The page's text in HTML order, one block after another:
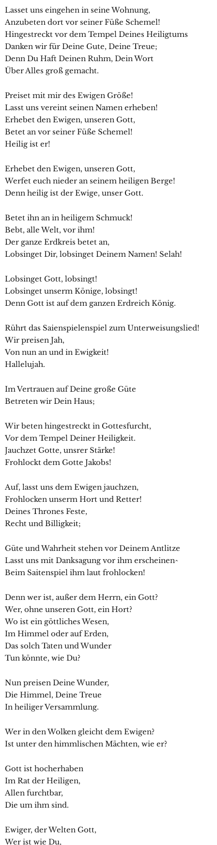
Lasset uns eingehen in seine Wohnung,
Anzubeten dort vor seiner Füße Schemel!
Hingestreckt vor dem Tempel Deines Heiligtums
Danken wir für Deine Gute, Deine Treue;
Denn Du Haft Deinen Ruhm, Dein Wort
Über Alles groß gemacht.
Preiset mit mir des Ewigen Größe!
Lasst uns vereint seinen Namen erheben!
Erhebet den Ewigen, unseren Gott,
Betet an vor seiner Füße Schemel!
Heilig ist er!
Erhebet den Ewigen, unseren Gott,
Werfet euch nieder an seinem heiligen Berge!
Denn heilig ist der Ewige, unser Gott.
Betet ihn an in heiligem Schmuck!
Bebt, alle Welt, vor ihm!
Der ganze Erdkreis betet an,
Lobsinget Dir, lobsinget Deinem Namen! Selah!
Lobsinget Gott, lobsingt!
Lobsinget unserm Könige, lobsingt!
Denn Gott ist auf dem ganzen Erdreich König.
Rührt das Saienspielenspiel zum Unterweisungslied!
Wir preisen Jah,
Von nun an und in Ewigkeit!
Hallelujah.
Im Vertrauen auf Deine große Güte
Betreten wir Dein Haus;
Wir beten hingestreckt in Gottesfurcht,
Vor dem Tempel Deiner Heiligkeit.
Jauchzet Gotte, unsrer Stärke!
Frohlockt dem Gotte Jakobs!
Auf, lasst uns dem Ewigen jauchzen,
Frohlocken unserm Hort und Retter!
Deines Thrones Feste,
Recht und Billigkeit;
Güte und Wahrheit stehen vor Deinem Antlitze
Lasst uns mit Danksagung vor ihm erscheinen^
Beim Saitenspiel ihm laut frohlocken!
Denn wer ist, außer dem Herrn, ein Gott?
Wer, ohne unseren Gott, ein Hort?
Wo ist ein göttliches Wesen,
Im Himmel oder auf Erden,
Das solch Taten und Wunder
Tun könnte, wie Du?
Nun preisen Deine Wunder,
Die Himmel, Deine Treue
In heiliger Versammlung.
Wer in den Wolken gleicht dem Ewigen?
Ist unter den himmlischen Mächten, wie er?
Gott ist hocherhaben
Im Rat der Heiligen,
Allen furchtbar,
Die um ihm sind.
Ewiger, der Welten Gott,
Wer ist wie Du,